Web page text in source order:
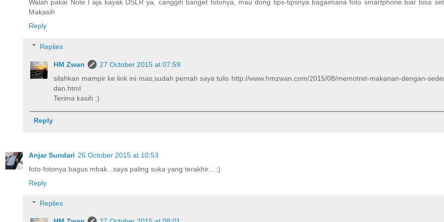
Walah pakai Note I aja kayak DSLR ya, canggih banget fotonya, mau dong tips-tipsnya bagaimana foto smartphone biar bisa
Makasih
Reply
Replies
HM Zwan
27 October 2015 at 07:59
silahkan mampir ke link ini mas,sudah pernah saya tulis http://www.hmzwan.com/2015/08/memotret-makanan-dengan-
dan.html
Terima kasih :)
Reply
Anjar Sundari 26 October 2015 at 10:53
foto-fotonya bagus mbak...saya paling suka yang terakhir... :)
Reply
Replies